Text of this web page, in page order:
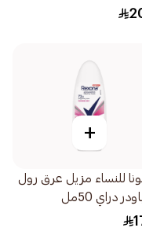
+
للنساء مزيل عرق رول
دراي 50مل